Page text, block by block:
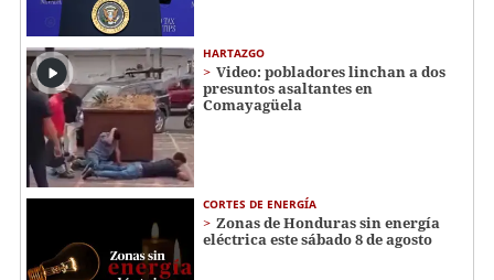
HARTAZGO
Video: pobladores linchan a dos
presuntos asaltantes en
Comayagüela
CORTES DE ENERGÍA
Zonas de Honduras sin energía
eléctrica este sábado 8 de agosto